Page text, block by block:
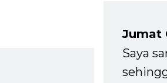
Jumat
Saya